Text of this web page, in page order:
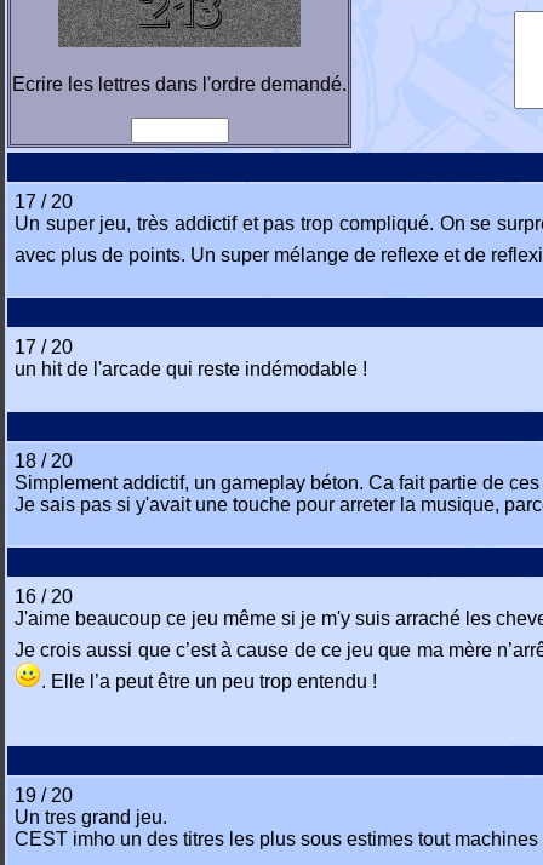
Ecrire les lettres dans l'ordre demandé.
17 / 20
Un super jeu, très addictif et pas trop compliqué. On se
avec plus de points. Un super mélange de reflexe et de
17 / 20
un hit de l'arcade qui reste indémodable !
18 / 20
Simplement addictif, un gameplay béton. Ca fait partie de
Je sais pas si y'avait une touche pour arreter la musique,
16 / 20
J'aime beaucoup ce jeu même si je m'y suis arraché les
Je crois aussi que c’est à cause de ce jeu que ma mère
. Elle l’a peut être un peu trop entendu !
19 / 20
Un tres grand jeu.
CEST imho un des titres les plus sous estimes tout